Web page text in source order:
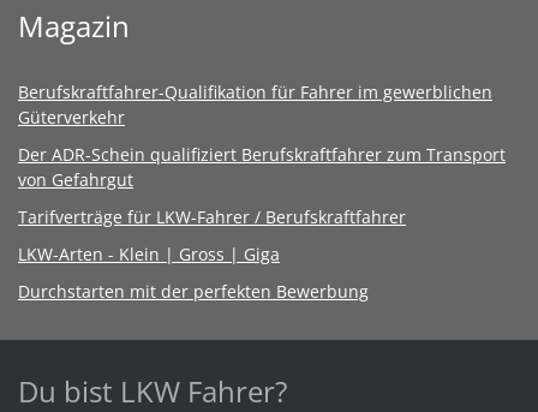
Magazin
Berufskraftfahrer-Qualifikation für Fahrer im gewerblichen
Güterverkehr
Der ADR-Schein qualifiziert Berufskraftfahrer zum Transport
von Gefahrgut
Tarifverträge für LKW-Fahrer / Berufskraftfahrer
LKW-Arten - Klein | Gross | Giga
Durchstarten mit der perfekten Bewerbung
Du bist LKW Fahrer?